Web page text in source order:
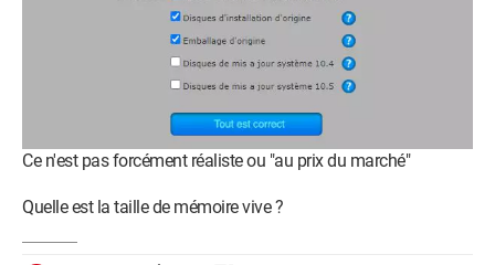
Ce n'est pas forcément réaliste ou "au prix du marché"
Quelle est la taille de mémoire vive ?